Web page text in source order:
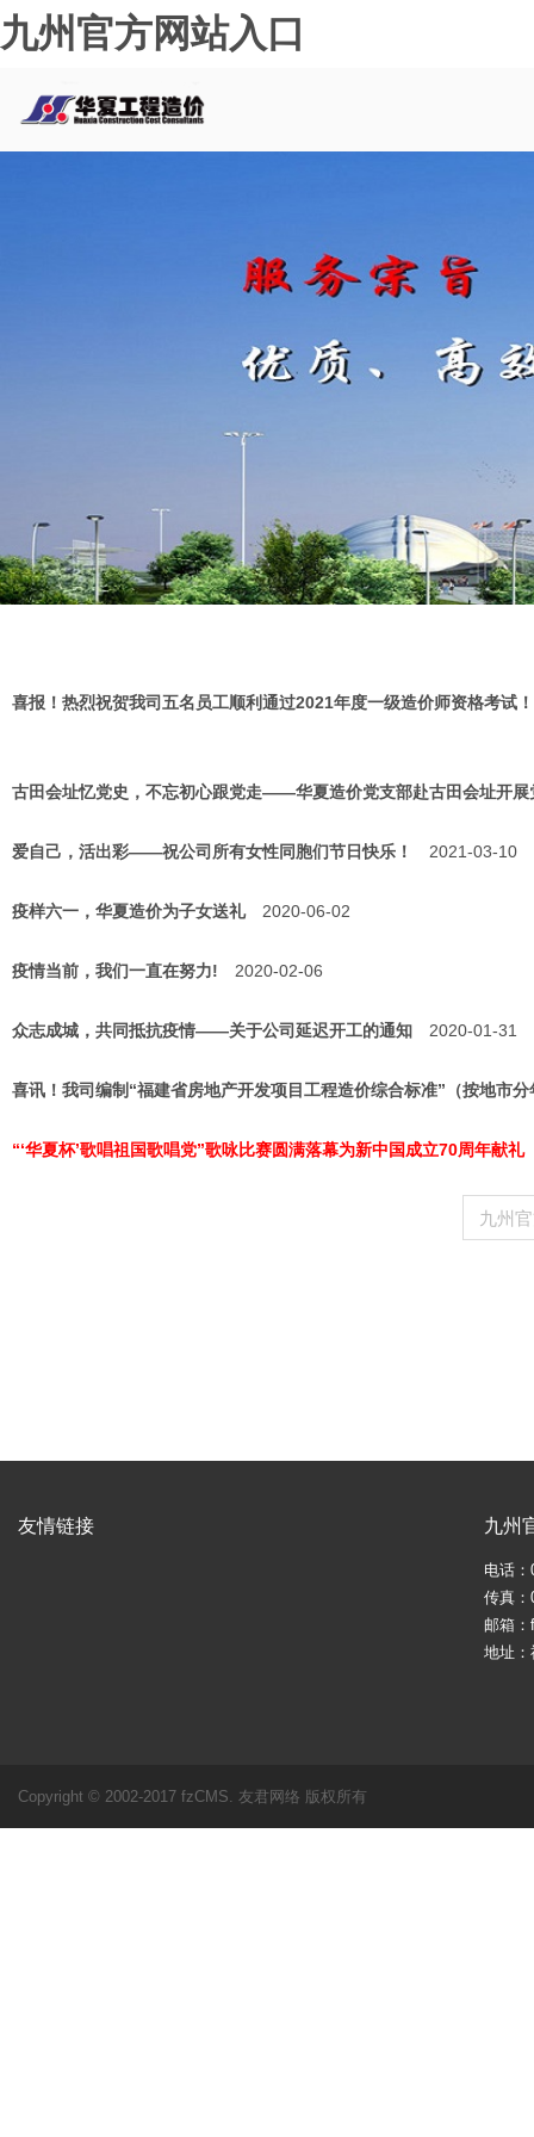
九州官方网站入口
喜报！热烈祝贺我司五名员工顺利通过2021年度一级造价师资格考试！
古田会址忆党史，不忘初心跟党走——华夏造价党支部赴古田会址开展
爱自己，活出彩——祝公司所有女性同胞们节日快乐！ 2021-03-10
疫样六一，华夏造价为子女送礼 2020-06-02
疫情当前，我们一直在努力! 2020-02-06
众志成城，共同抵抗疫情——关于公司延迟开工的通知 2020-01-31
喜讯！我司编制“福建省房地产开发项目工程造价综合标准”（按地市
“‘华夏杯’歌唱祖国歌唱党”歌咏比赛圆满落幕为新中国成立70周年献礼
九州
友情链接 九州
电话：
传真：
邮箱
地址
Copyright © 2002-2017 fzCMS. 友君网络 版权所有